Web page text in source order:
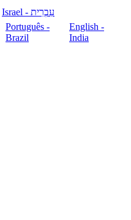
עִבְרִית - Israel
Português -
Brazil
English -
India